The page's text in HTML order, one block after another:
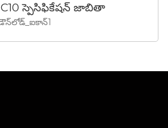
C10 స్పెసిఫికేషన్ జాబితా